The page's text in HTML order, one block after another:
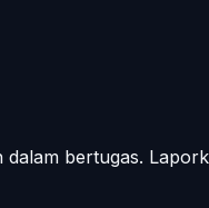
bertugas.